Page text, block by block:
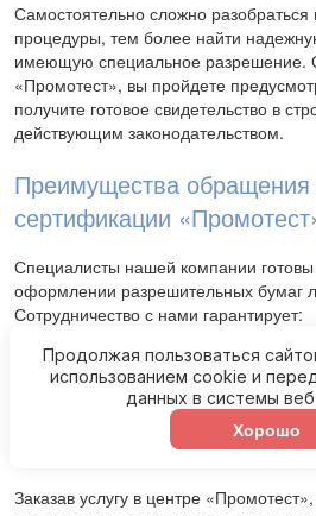
Самостоятельно сложно разобраться
процедуры, тем более найти
имеющую специальное разрешение.
«Промотест», вы пройдете
получите готовое свидетельство в
действующим законодательством.
Преимущества обращения
сертификации
Специалисты нашей компании
оформлении разрешительных бумаг
Сотрудничество с нами гарантирует:
экспертную поддержку на
проведение лабораторной
аккредитованных лабораториях;
выгодные условия
бесплатная доставка
Заказав услугу в центре
Продолжая пользоваться
использованием cookie и
данных в системы
Хорошо